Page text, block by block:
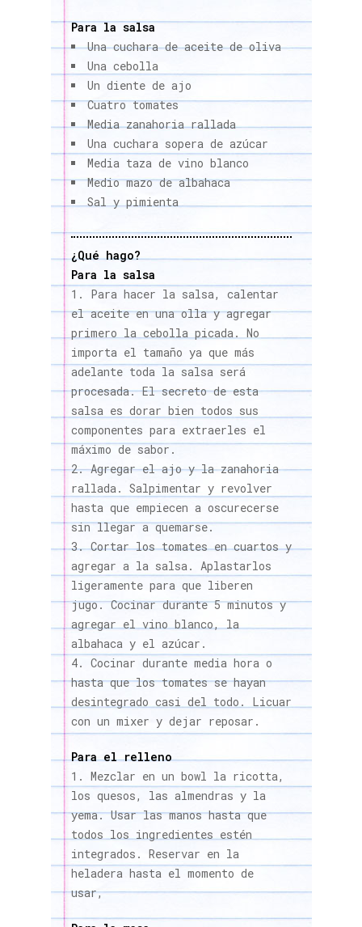
Para la salsa
Una cuchara de aceite de oliva
Una cebolla
Un diente de ajo
Cuatro tomates
Media zanahoria rallada
Una cuchara sopera de azúcar
Media taza de vino blanco
Medio mazo de albahaca
Sal y pimienta
¿Qué hago?
Para la salsa
Para hacer la salsa, calentar
el aceite en una olla y agregar
primero la cebolla picada. No
importa el tamaño ya que más
adelante toda la salsa será
procesada. El secreto de esta
salsa es dorar bien todos sus
componentes para extraerles el
máximo de sabor.
Agregar el ajo y la zanahoria
rallada. Salpimentar y revolver
hasta que empiecen a oscurecerse
sin llegar a quemarse.
Cortar los tomates en cuartos y
agregar a la salsa. Aplastarlos
ligeramente para que liberen
jugo. Cocinar durante 5 minutos y
agregar el vino blanco, la
albahaca y el azúcar.
Cocinar durante media hora o
hasta que los tomates se hayan
desintegrado casi del todo. Licuar
con un mixer y dejar reposar.
Para el relleno
Mezclar en un bowl la ricotta,
los quesos, las almendras y la
yema. Usar las manos hasta que
todos los ingredientes estén
integrados. Reservar en la
heladera hasta el momento de
usar,